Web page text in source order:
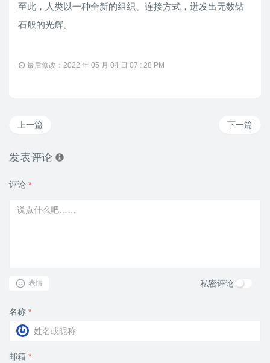
至此，人类以一种全新的组织、连接方式，迸发出无数钻
石般的光辉。
最后修改：2022 年 05 月 04 日 07 : 28 PM
下一篇
上一篇
发表评论
评论 *
表情 私密评论
名称 *
邮箱 *